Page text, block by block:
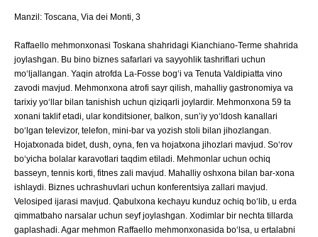
Manzil: Toscana, Via dei Monti, 3
Raffaello mehmonxonasi Toskana shahridagi Kianchiano-Terme shahrida
joylashgan. Bu bino biznes safarlari va sayyohlik tashriflari uchun
moʻljallangan. Yaqin atrofda La-Fosse bogʻi va Tenuta Valdipiatta vino
zavodi mavjud. Mehmonxona atrofi sayr qilish, mahalliy gastronomiya va
tarixiy yoʻllar bilan tanishish uchun qiziqarli joylardir. Mehmonxona 59 ta
xonani taklif etadi, ular konditsioner, balkon, sunʼiy yoʻldosh kanallari
boʻlgan televizor, telefon, mini-bar va yozish stoli bilan jihozlangan.
Hojatxonada bidet, dush, oyna, fen va hojatxona jihozlari mavjud. Soʻrov
boʻyicha bolalar karavotlari taqdim etiladi. Mehmonlar uchun ochiq
basseyn, tennis korti, fitnes zali mavjud. Mahalliy oshxona bilan bar-xona
ishlaydi. Biznes uchrashuvlari uchun konferentsiya zallari mavjud.
Velosiped ijarasi mavjud. Qabulxona kechayu kunduz ochiq boʻlib, u erda
qimmatbaho narsalar uchun seyf joylashgan. Xodimlar bir nechta tillarda
gaplashadi. Agar mehmon Raffaello mehmonxonasida boʻlsa, u ertalabni